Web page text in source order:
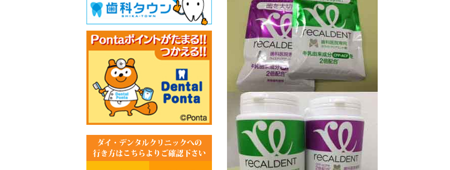
ダイ・デンタルクリニックへの
行き方はこちらよりご確認下さい